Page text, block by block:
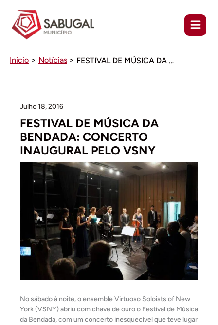
conteúdo
Início Notícias FESTIVAL DE MÚSICA DA BENDADA: CONCERTO INAUGURAL PELO VSNY
Julho 18, 2016
FESTIVAL DE MÚSICA DA
BENDADA: CONCERTO
INAUGURAL PELO VSNY
No sábado à noite, o ensemble Virtuoso Soloists of New
York (VSNY) abriu com chave de ouro o Festival de Música
da Bendada, com um concerto inesquecível que teve lugar